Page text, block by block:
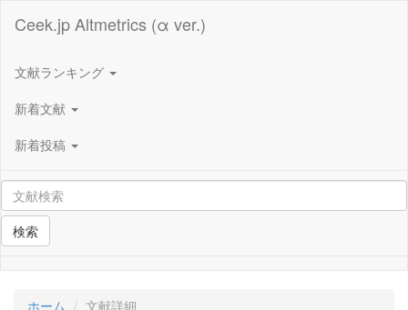
Ceek.jp Altmetrics (α ver.)
文献ランキング
新着文献
新着投稿
検索
ホーム 文献詳細